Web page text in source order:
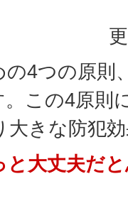
4つの原則
この4原則
大きな防犯
と大丈夫だ